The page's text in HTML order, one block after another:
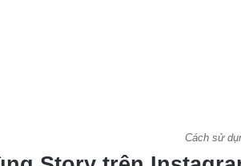
Cách sử